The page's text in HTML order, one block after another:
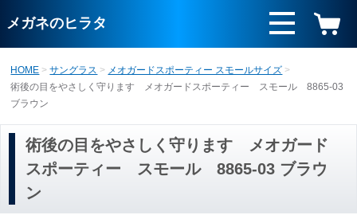
メガネのヒラタ
HOME サングラス
メオガードスポーティー スモールサイズ
術後の目をやさしく守ります メオガードスポーティー スモール 8865-03
ブラウン
術後の目をやさしく守ります メオガード
スポーティー スモール 8865-03 ブラウ
ン